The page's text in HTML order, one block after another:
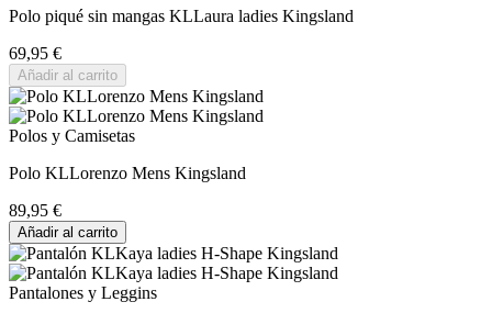
Polo piqué sin mangas KLLaura ladies Kingsland
69,95 €
Añadir al carrito
Polos y Camisetas
Polo KLLorenzo Mens Kingsland
89,95 €
Añadir al carrito
Pantalones y Leggins